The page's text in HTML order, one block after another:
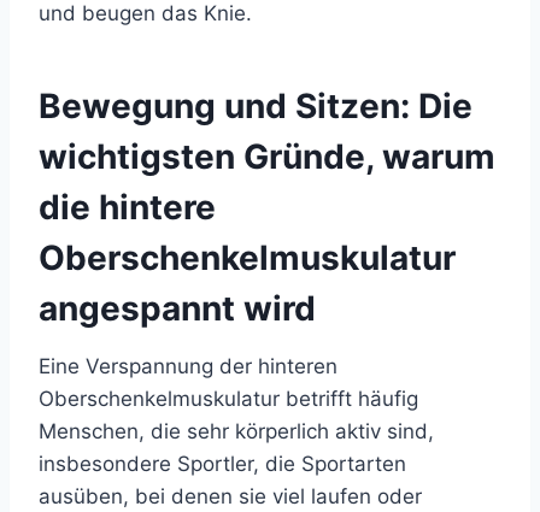
und beugen das Knie.
Bewegung und Sitzen: Die
wichtigsten Gründe, warum
die hintere
Oberschenkelmuskulatur
angespannt wird
Eine Verspannung der hinteren
Oberschenkelmuskulatur betrifft häufig
Menschen, die sehr körperlich aktiv sind,
insbesondere Sportler, die Sportarten
ausüben, bei denen sie viel laufen oder